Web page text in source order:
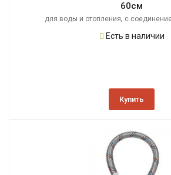
60см
для воды и отопления, с
Есть в наличии
Купить